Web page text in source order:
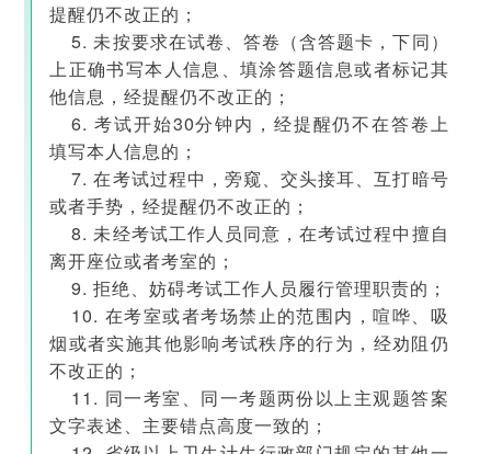
提醒仍不改正的；
5. 未按要求在试卷、答卷（含答题卡，下同）
上正确书写本人信息、填涂答题信息或者标记其
他信息，经提醒仍不改正的；
6. 考试开始30分钟内，经提醒仍不在答卷上
填写本人信息的；
7. 在考试过程中，旁窥、交头接耳、互打暗号
或者手势，经提醒仍不改正的；
8. 未经考试工作人员同意，在考试过程中擅自
离开座位或者考室的；
9. 拒绝、妨碍考试工作人员履行管理职责的；
10. 在考室或者考场禁止的范围内，喧哗、吸
烟或者实施其他影响考试秩序的行为，经劝阻仍
不改正的；
11. 同一考室、同一考题两份以上主观题答案
文字表述、主要错点高度一致的；